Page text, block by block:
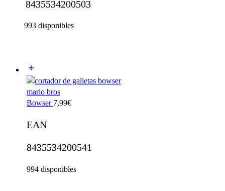
8435534200503
993 disponibles
Bowser 7,99€
EAN
8435534200541
994 disponibles